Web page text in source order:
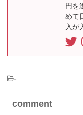
円を
めて
入が
-
comment